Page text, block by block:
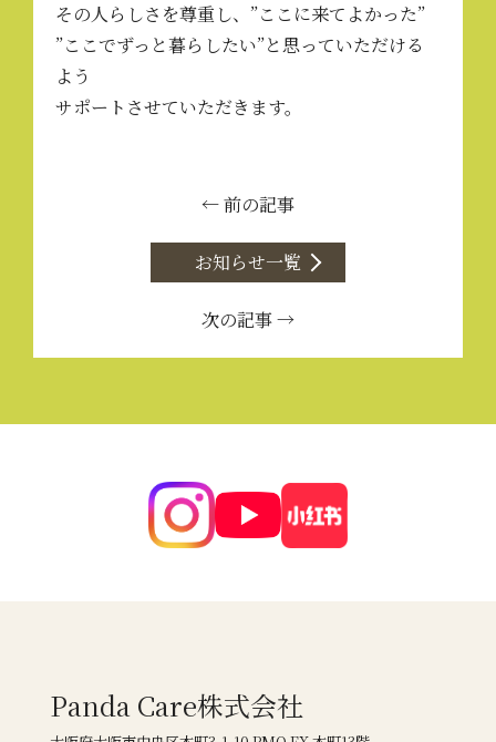
その人らしさを尊重し、”ここに来てよかった”
”ここでずっと暮らしたい”と思っていただける
よう
サポートさせていただきます。
← 前の記事
お知らせ一覧
次の記事 →
Panda Care株式会社